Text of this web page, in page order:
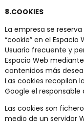
8.COOKIES
La empresa se
“cookie” en el
Usuario frecuente y
Espacio Web
contenidos más
Las cookies recopilan
Google el
Las cookies son
medio de un servidor